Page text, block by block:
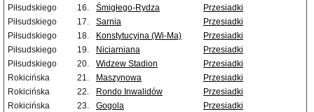
Piłsudskiego
16. Śmigłego-Rydza
Przesiadki
Piłsudskiego
17. Sarnia
Przesiadki
Piłsudskiego
18. Konstytucyjna (Wi-Ma)
Przesiadki
Piłsudskiego
19. Niciarniana
Przesiadki
Piłsudskiego
20. Widzew Stadion
Przesiadki
Rokicińska
21. Maszynowa
Przesiadki
Rokicińska
22. Rondo Inwalidów
Przesiadki
Rokicińska
23. Gogola
Przesiadki